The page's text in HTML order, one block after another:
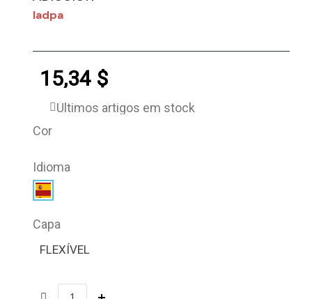
Iadpa
15,34 $
Últimos artigos em stock
Cor
Idioma
Capa
FLEXÍVEL